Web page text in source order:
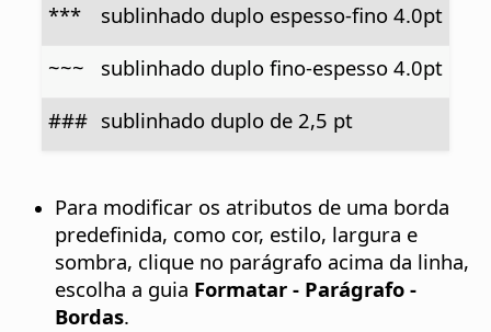
***
sublinhado duplo espesso-fino 4.0pt
~~~
sublinhado duplo fino-espesso 4.0pt
### sublinhado duplo de 2,5 pt
Para modificar os atributos de uma borda
predefinida, como cor, estilo, largura e
sombra, clique no parágrafo acima da linha,
escolha a guia Formatar - Parágrafo -
Bordas.